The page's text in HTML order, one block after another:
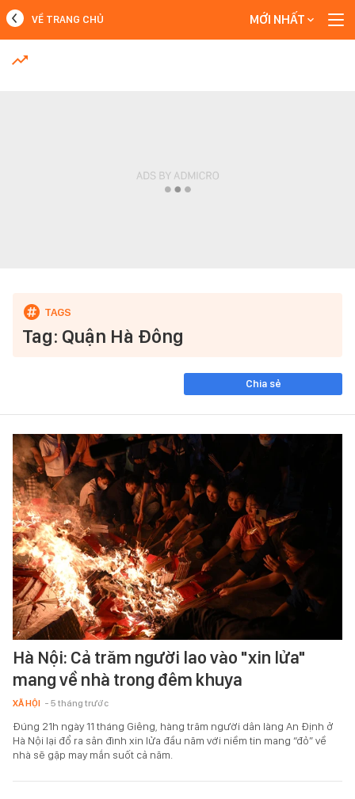
MỚI NHẤT
VỀ TRANG CHỦ MỚI NHẤT
Tag: Quận Hà Đông
Chia sẻ
Hà Nội: Cả trăm người lao vào "xin lửa"
mang về nhà trong đêm khuya
XÃ HỘI - 5 tháng trước
Đúng 21h ngày 11 tháng Giêng, hàng trăm người dân làng An Định ở
Hà Nội lại đổ ra sân đình xin lửa đầu năm với niềm tin mang “đỏ” về
nhà sẽ gặp may mắn suốt cả năm.